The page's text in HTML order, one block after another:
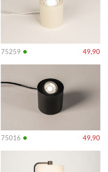
75259 • 49,90
75016 • 49,90
Info
Info